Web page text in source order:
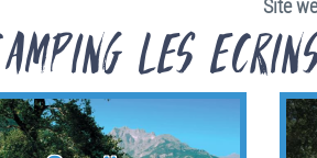
Site
les